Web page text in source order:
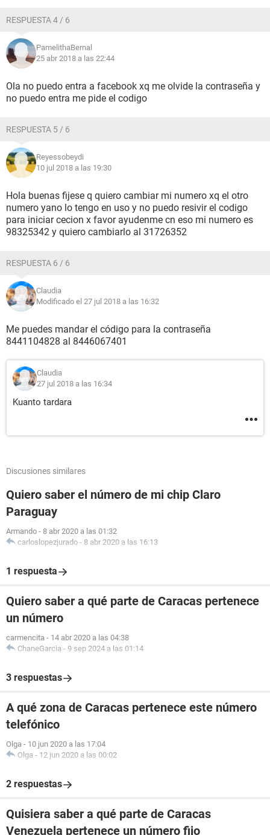
RESPUESTA 4 / 6
PamelithaBernal
25 abr 2018 a las 22:44
Ola no puedo entra a facebook xq me olvide la contraseña y
no puedo entra me pide el codigo
RESPUESTA 5 / 6
Reyessobeydi
10 jul 2018 a las 19:30
Hola buenas fijese q quiero cambiar mi numero xq el otro
numero yano lo tengo en uso y no puedo resivir el codigo
para iniciar cecion x favor ayudenme cn eso mi numero es
98325342 y quiero cambiarlo al 31726352
RESPUESTA 6 / 6
Claudia
Modificado el 27 jul 2018 a las 16:32
Me puedes mandar el código para la contraseña
8441104828 al 8446067401
Claudia
27 jul 2018 a las 16:34
Kuanto tardara
Discusiones similares
Quiero saber el número de mi chip Claro
Paraguay
Armando - 8 abr 2020 a las 01:32
carloslopezjurado - 8 abr 2020 a las 16:13
1 respuesta
Quiero saber a qué parte de Caracas pertenece
un número
carmencita - 14 abr 2020 a las 04:38
ChaneGarcia - 9 sep 2024 a las 01:14
3 respuestas
A qué zona de Caracas pertenece este número
telefónico
Olga - 10 jun 2020 a las 17:04
Olga - 12 jun 2020 a las 00:02
2 respuestas
Quisiera saber a qué parte de Caracas
Venezuela pertenece un número fijo